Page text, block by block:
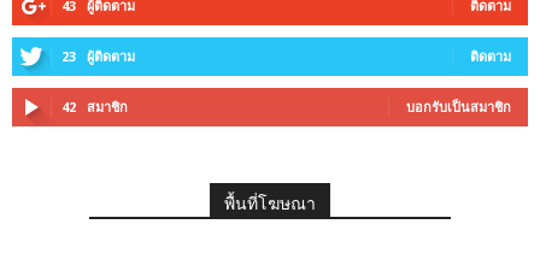
43 ผู้ติดตาม ติดตาม
23 ผู้ติดตาม ติดตาม
42 สมาชิก บอกรับเป็นสมาชิก
พื้นที่โฆษณา